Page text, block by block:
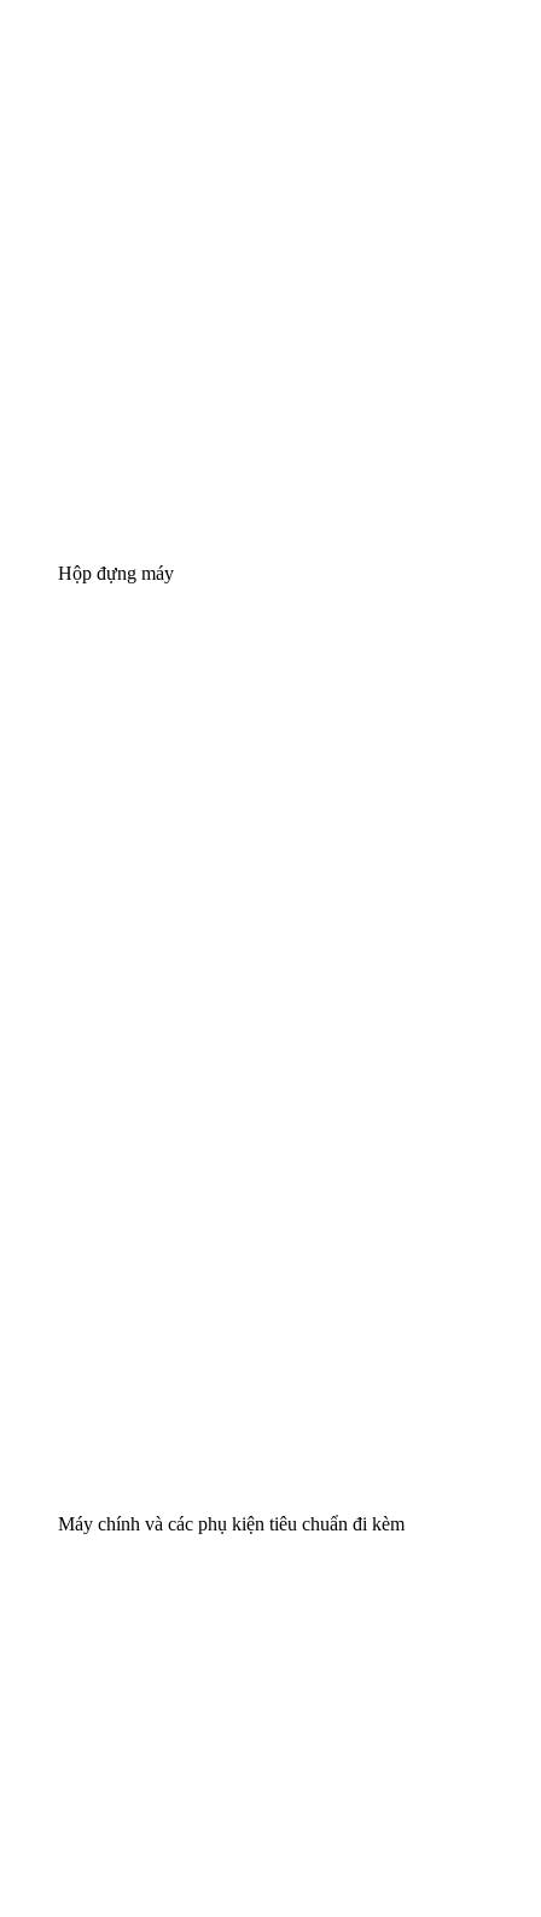
Hộp đựng máy
Máy chính và các phụ kiện tiêu chuẩn đi kèm